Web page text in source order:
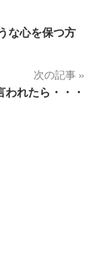
な心を保つ方
次の記事
れたら・・・